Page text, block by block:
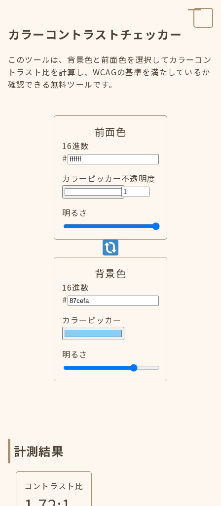
カラーコントラストチェッカー
このツールは、背景色と前面色を選択してカラーコン
トラスト比を計算し、WCAGの基準を満たしているか
確認できる無料ツールです。
前面色
16進数
#
カラーピッカー不透明度
明るさ
背景色
16進数
#
カラーピッカー
明るさ
計測結果
コントラスト比